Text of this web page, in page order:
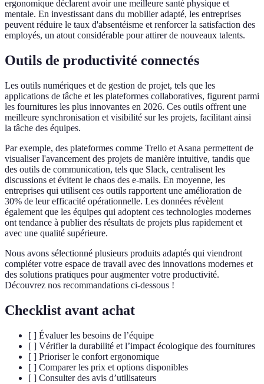
ergonomique déclarent avoir une meilleure santé physique et
mentale. En investissant dans du mobilier adapté, les entreprises
peuvent réduire le taux d'absentéisme et renforcer la satisfaction des
employés, un atout considérable pour attirer de nouveaux talents.
Outils de productivité connectés
Les outils numériques et de gestion de projet, tels que les
applications de tâche et les plateformes collaboratives, figurent parmi
les fournitures les plus innovantes en 2026. Ces outils offrent une
meilleure synchronisation et visibilité sur les projets, facilitant ainsi
la tâche des équipes.
Par exemple, des plateformes comme Trello et Asana permettent de
visualiser l'avancement des projets de manière intuitive, tandis que
des outils de communication, tels que Slack, centralisent les
discussions et évitent le chaos des e-mails. En moyenne, les
entreprises qui utilisent ces outils rapportent une amélioration de
30% de leur efficacité opérationnelle. Les données révèlent
également que les équipes qui adoptent ces technologies modernes
ont tendance à publier des résultats de projets plus rapidement et
avec une qualité supérieure.
Nous avons sélectionné plusieurs produits adaptés qui viendront
compléter votre espace de travail avec des innovations modernes et
des solutions pratiques pour augmenter votre productivité.
Découvrez nos recommandations ci-dessous !
Checklist avant achat
[ ] Évaluer les besoins de l’équipe
[ ] Vérifier la durabilité et l’impact écologique des fournitures
[ ] Prioriser le confort ergonomique
[ ] Comparer les prix et options disponibles
[ ] Consulter des avis d’utilisateurs